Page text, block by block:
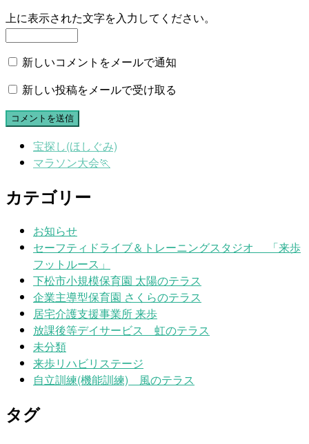
上に表示された文字を入力してください。
新しいコメントをメールで通知
新しい投稿をメールで受け取る
宝探し(ほしぐみ)
マラソン大会🏃
カテゴリー
お知らせ
セーフティドライブ＆トレーニングスタジオ 「来歩
フットルース」
下松市小規模保育園 太陽のテラス
企業主導型保育園 さくらのテラス
居宅介護支援事業所 来歩
放課後等デイサービス 虹のテラス
未分類
来歩リハビリステージ
自立訓練(機能訓練) 風のテラス
タグ